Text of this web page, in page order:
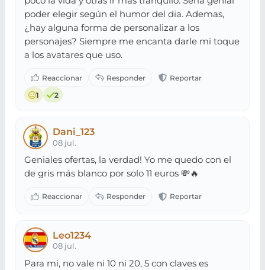
poder elegir según el humor del dia. Ademas,
¿hay alguna forma de personalizar a los
personajes? Siempre me encanta darle mi toque
a los avatares que uso.
1 2
Dani_123
08 jul.
Geniales ofertas, la verdad! Yo me quedo con el
de gris más blanco por solo 11 euros 💸🔥
Leo1234
08 jul.
Para mi, no vale ni 10 ni 20, 5 con claves es